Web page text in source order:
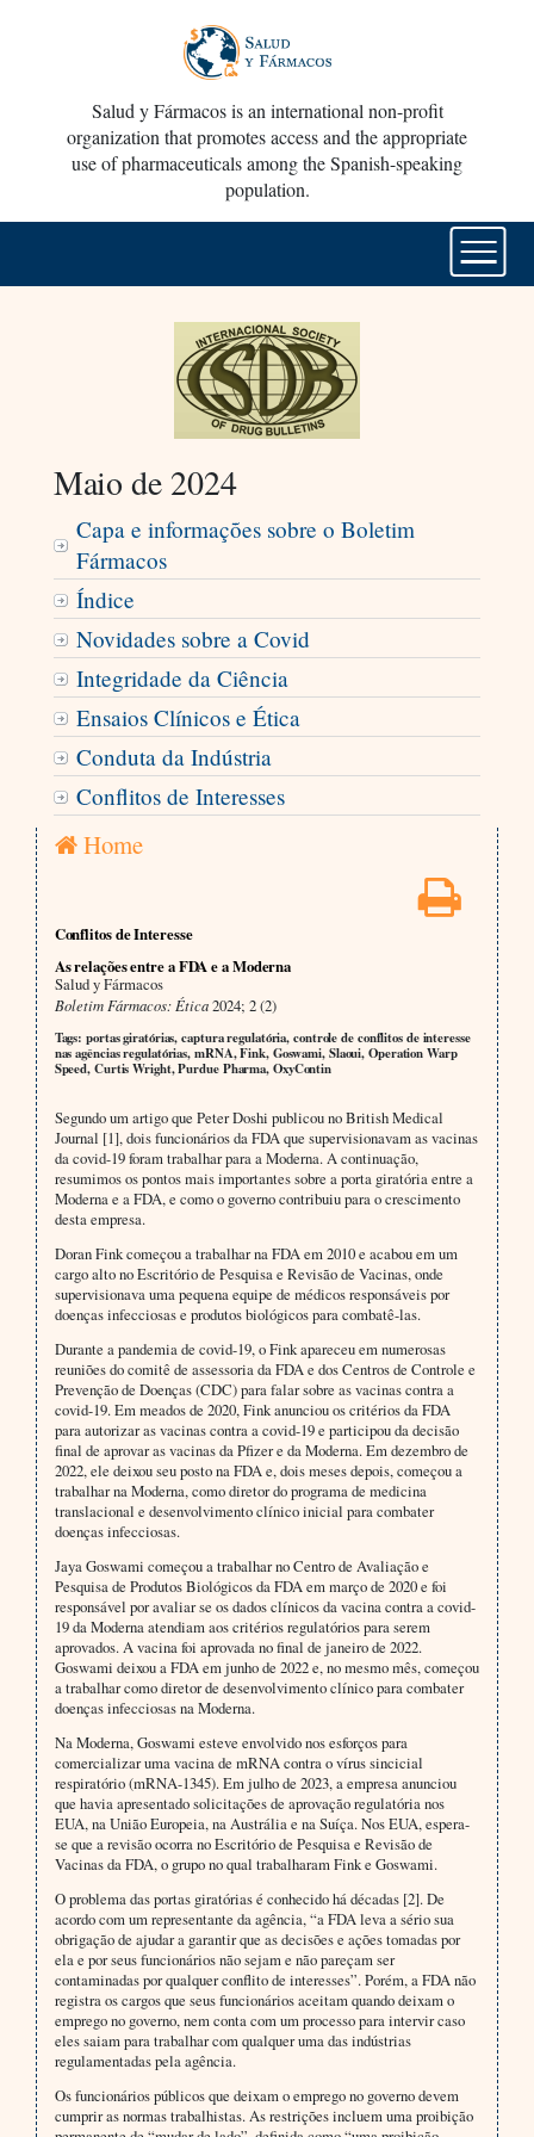
Salud y Fármacos is an international non-profit
organization that promotes access and the appropriate
use of pharmaceuticals among the Spanish-speaking
population.
Maio de 2024
Capa e informações sobre o Boletim
Fármacos
Índice
Novidades sobre a Covid
Integridade da Ciência
Ensaios Clínicos e Ética
Conduta da Indústria
Conflitos de Interesses
Home
Conflitos de Interesse
As relações entre a FDA e a Moderna
Salud y Fármacos
Boletim Fármacos: Ética2024; 2 (2)
Tags: portas giratórias, captura regulatória, controle de conflitos de interesse
nas agências regulatórias, mRNA, Fink, Goswami, Slaoui, Operation Warp
Speed, Curtis Wright, Purdue Pharma, OxyContin
Segundo um artigo que Peter Doshi publicou no British Medical
Journal [1], dois funcionários da FDA que supervisionavam as vacinas
da covid-19 foram trabalhar para a Moderna. A continuação,
resumimos os pontos mais importantes sobre a porta giratória entre a
Moderna e a FDA, e como o governo contribuiu para o crescimento
desta empresa.
Doran Fink começou a trabalhar na FDA em 2010 e acabou em um
cargo alto no Escritório de Pesquisa e Revisão de Vacinas, onde
supervisionava uma pequena equipe de médicos responsáveis por
doenças infecciosas e produtos biológicos para combatê-las.
Durante a pandemia de covid-19, o Fink apareceu em numerosas
reuniões do comitê de assessoria da FDA e dos Centros de Controle e
Prevenção de Doenças (CDC) para falar sobre as vacinas contra a
covid-19. Em meados de 2020, Fink anunciou os critérios da FDA
para autorizar as vacinas contra a covid-19 e participou da decisão
final de aprovar as vacinas da Pfizer e da Moderna. Em dezembro de
2022, ele deixou seu posto na FDA e, dois meses depois, começou a
trabalhar na Moderna, como diretor do programa de medicina
translacional e desenvolvimento clínico inicial para combater
doenças infecciosas.
Jaya Goswami começou a trabalhar no Centro de Avaliação e
Pesquisa de Produtos Biológicos da FDA em março de 2020 e foi
responsável por avaliar se os dados clínicos da vacina contra a covid-
19 da Moderna atendiam aos critérios regulatórios para serem
aprovados. A vacina foi aprovada no final de janeiro de 2022.
Goswami deixou a FDA em junho de 2022 e, no mesmo mês, começou
a trabalhar como diretor de desenvolvimento clínico para combater
doenças infecciosas na Moderna.
Na Moderna, Goswami esteve envolvido nos esforços para
comercializar uma vacina de mRNA contra o vírus sincicial
respiratório (mRNA-1345). Em julho de 2023, a empresa anunciou
que havia apresentado solicitações de aprovação regulatória nos
EUA, na União Europeia, na Austrália e na Suíça. Nos EUA, espera-
se que a revisão ocorra no Escritório de Pesquisa e Revisão de
Vacinas da FDA, o grupo no qual trabalharam Fink e Goswami.
O problema das portas giratórias é conhecido há décadas [2]. De
acordo com um representante da agência, “a FDA leva a sério sua
obrigação de ajudar a garantir que as decisões e ações tomadas por
ela e por seus funcionários não sejam e não pareçam ser
contaminadas por qualquer conflito de interesses”. Porém, a FDA não
registra os cargos que seus funcionários aceitam quando deixam o
emprego no governo, nem conta com um processo para intervir caso
eles saiam para trabalhar com qualquer uma das indústrias
regulamentadas pela agência.
Os funcionários públicos que deixam o emprego no governo devem
cumprir as normas trabalhistas. As restrições incluem uma proibição